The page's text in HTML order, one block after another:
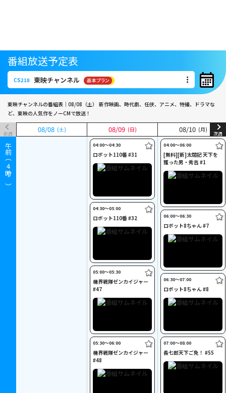
番組放送予定表
CS218 東映チャンネル
CS218 東映チャンネル
東映チャンネルの番組表｜08/08（土）
新作映画、時代劇、任侠、アニメ、特撮、ドラマな
ど、東映の人気作をノーCMで放送！
08/08 (土) 08/09 (日) 08/10 (月)
前週 次週
午前（
4
時～）
08/08 (土) 08/09 (日) 08/10 (月)
04:00〜04:30
ロボット110番 #31
04:30〜05:00
ロボット110番 #32
05:00〜05:30
機界戦隊ゼンカイジャー
#47
05:30〜06:00
機界戦隊ゼンカイジャー
#48
04:00〜06:00
[無料][新]太閤記 天下を
獲った男・秀吉 #1
06:00〜06:30
ロボット8ちゃん #7
06:30〜07:00
ロボット8ちゃん #8
07:00〜08:00
長七郎天下ご免！ #55